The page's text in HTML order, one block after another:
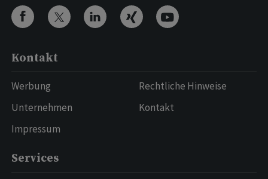
Kontakt
Werbung
Unternehmen
Impressum
Rechtliche Hinweise
Kontakt
Services